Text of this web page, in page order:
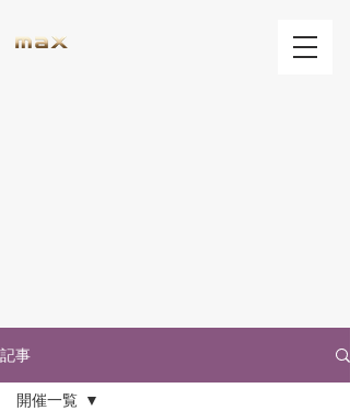
記事
開催一覧